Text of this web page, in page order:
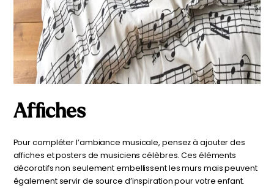
Affiches
Pour compléter l’ambiance musicale, pensez à ajouter des
affiches et posters de musiciens célèbres. Ces éléments
décoratifs non seulement embellissent les murs mais peuvent
également servir de source d’inspiration pour votre enfant.